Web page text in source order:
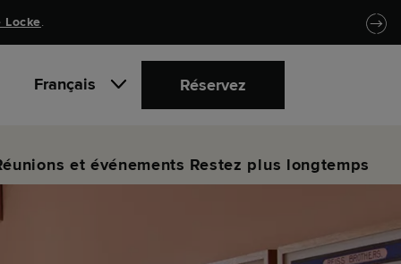
Locke.
Français Réservez
et événements Restez plus longtemps